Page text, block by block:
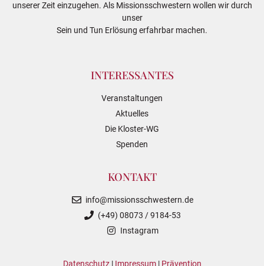
unserer Zeit einzugehen. Als Missionsschwestern wollen wir durch
unser
Sein und Tun Erlösung erfahrbar machen.
INTERESSANTES
Veranstaltungen
Aktuelles
Die Kloster-WG
Spenden
KONTAKT
info@missionsschwestern.de
(+49) 08073 / 9184-53
Instagram
Datenschutz| Impressum| Prävention